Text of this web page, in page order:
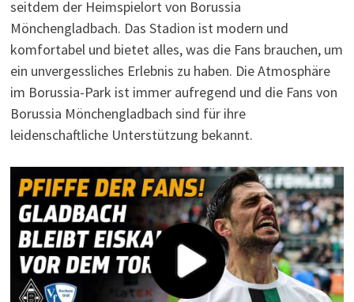
seitdem der Heimspielort von Borussia
Mönchengladbach. Das Stadion ist modern und
komfortabel und bietet alles, was die Fans brauchen, um
ein unvergessliches Erlebnis zu haben. Die Atmosphäre
im Borussia-Park ist immer aufregend und die Fans von
Borussia Mönchengladbach sind für ihre
leidenschaftliche Unterstützung bekannt.